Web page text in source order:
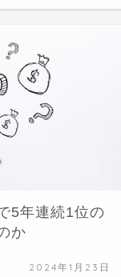
5年連続1位の
か
2024年1月23日